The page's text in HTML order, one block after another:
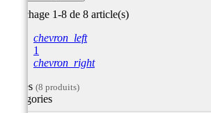
Affichage 1-8 de 8 article(s)
chevron_left
1
chevron_right
Filtres (8 produits)
Catégories